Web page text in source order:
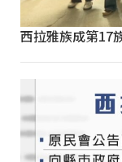
西拉雅族成第17